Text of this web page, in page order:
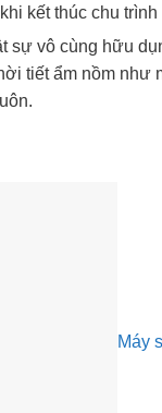
kết thúc chu
sự vô cùng hữu
tiết ẩm nồm như
Máy